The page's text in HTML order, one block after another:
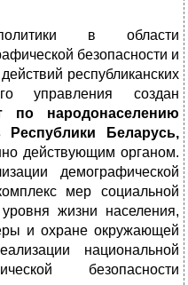
в области
безопасности и
республиканских
управления создан
по народонаселению
Беларусь,
действующим органом.
демографической
мер социальной
жизни населения,
и охране окружающей
национальной
безопасности